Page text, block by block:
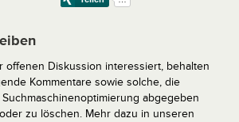
offenen Diskussion interessiert, behalten
Kommentare sowie solche, die
abgegeben
zu löschen. Mehr dazu in unseren